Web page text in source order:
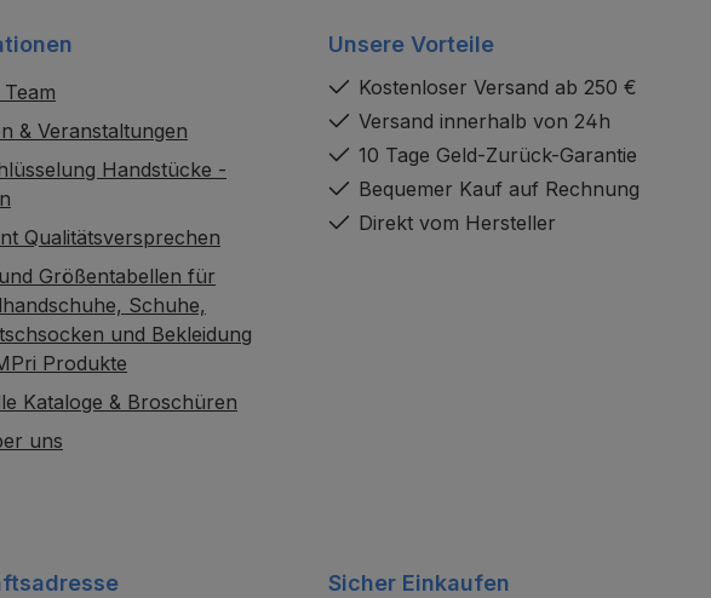
& Veranstaltungen
Handstücke -
Qualitätsversprechen
Größentabellen für
Schuhe,
und Bekleidung
Produkte
Kataloge & Broschüren
uns
Unsere Vorteile
Kostenloser Versand ab 250 €
Versand innerhalb von 24h
10 Tage Geld-Zurück-Garantie
Bequemer Kauf auf Rechnung
Direkt vom Hersteller
Sicher Einkaufen